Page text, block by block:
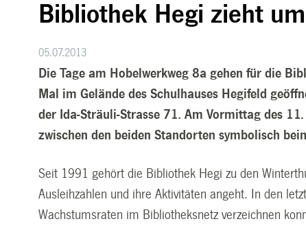
Bibliothek Hegi zieht um
05.07.2013
Die Tage am Hobelwerkweg 8a gehen für die
Mal im Gelände des Schulhauses Hegifeld
der Ida-Sträuli-Strasse 71. Am Vormittag des
zwischen den beiden Standorten symbolisch
Seit 1991 gehört die Bibliothek Hegi zu den
Ausleihzahlen und ihre Aktivitäten angeht. In den
Wachstumsraten im Bibliotheksnetz verzeichnen